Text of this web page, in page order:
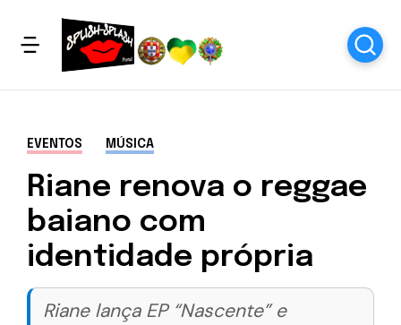
EVENTOS MÚSICA
Riane renova o reggae
baiano com
identidade própria
Riane lança EP “Nascente” e